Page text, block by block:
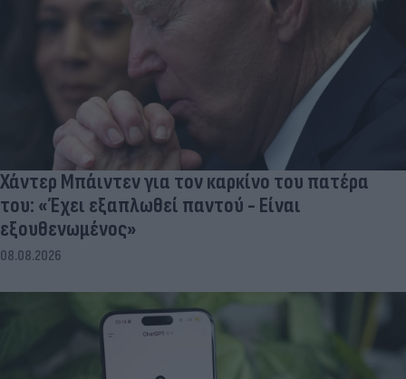
Χάντερ Μπάιντεν για τον καρκίνο του πατέρα
του: «Έχει εξαπλωθεί παντού - Είναι
εξουθενωμένος»
08.08.2026